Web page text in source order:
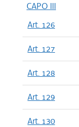
CAPO III
Art. 126
Art. 127
Art. 128
Art. 129
Art. 130